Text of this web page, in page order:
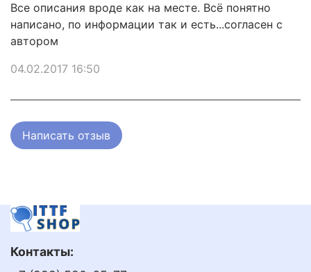
Все описания вроде как на месте. Всё понятно
написано, по информации так и есть...согласен с
автором
04.02.2017 16:50
Написать отзыв
Контакты: